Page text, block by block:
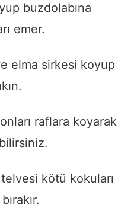
buzdolabına
emer.
elma sirkesi koyup
raflara koyarak
kötü kokuları